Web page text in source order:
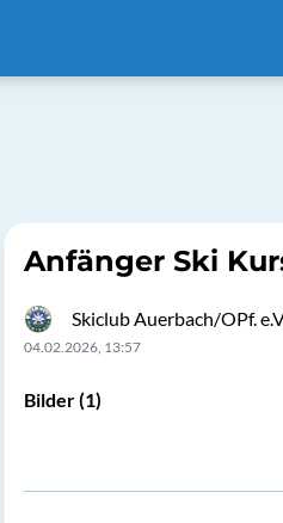
Anfänger Ski
Skiclub Auerbach/OPf.
04.02.2026, 13:57
Bilder (1)